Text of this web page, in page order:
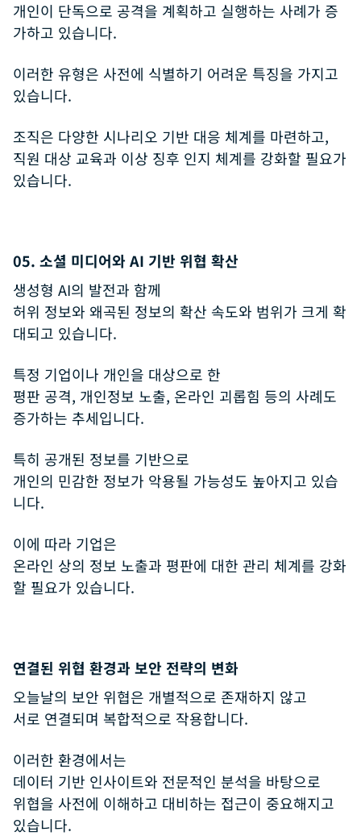
개인이 단독으로 공격을 계획하고 실행하는 사례가 증
가하고 있습니다.
이러한 유형은 사전에 식별하기 어려운 특징을 가지고
있습니다.
조직은 다양한 시나리오 기반 대응 체계를 마련하고,
직원 대상 교육과 이상 징후 인지 체계를 강화할 필요가
있습니다.
05. 소셜 미디어와 AI 기반 위협 확산
생성형 AI의 발전과 함께
허위 정보와 왜곡된 정보의 확산 속도와 범위가 크게 확
대되고 있습니다.
특정 기업이나 개인을 대상으로 한
평판 공격, 개인정보 노출, 온라인 괴롭힘 등의 사례도
증가하는 추세입니다.
특히 공개된 정보를 기반으로
개인의 민감한 정보가 악용될 가능성도 높아지고 있습
니다.
이에 따라 기업은
온라인 상의 정보 노출과 평판에 대한 관리 체계를 강화
할 필요가 있습니다.
연결된 위협 환경과 보안 전략의 변화
오늘날의 보안 위협은 개별적으로 존재하지 않고
서로 연결되며 복합적으로 작용합니다.
이러한 환경에서는
데이터 기반 인사이트와 전문적인 분석을 바탕으로
위협을 사전에 이해하고 대비하는 접근이 중요해지고
있습니다.